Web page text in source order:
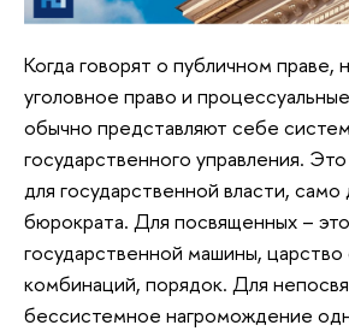
Когда говорят о публичном праве,
уголовное право и
обычно представляют себе
государственного управления.
для государственной власти,
бюрократа. Для посвященных –
государственной машины,
комбинаций, порядок. Для
бессистемное нагромождение